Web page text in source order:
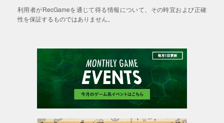
利用者がRecGameを通じて得る情報について、その時宜および正確
性を保証するものではありません。